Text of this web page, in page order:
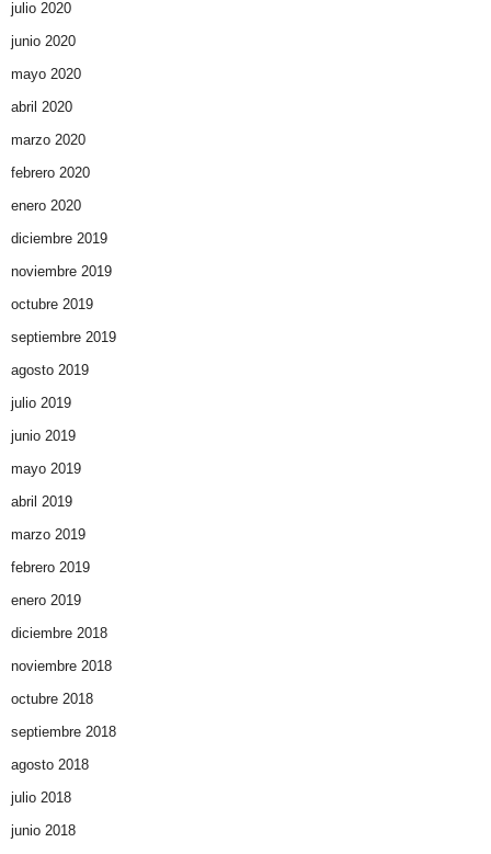
julio 2020
junio 2020
mayo 2020
abril 2020
marzo 2020
febrero 2020
enero 2020
diciembre 2019
noviembre 2019
octubre 2019
septiembre 2019
agosto 2019
julio 2019
junio 2019
mayo 2019
abril 2019
marzo 2019
febrero 2019
enero 2019
diciembre 2018
noviembre 2018
octubre 2018
septiembre 2018
agosto 2018
julio 2018
junio 2018